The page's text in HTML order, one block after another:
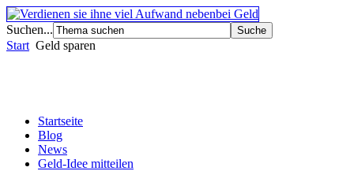
Suchen...
Start Geld sparen
Startseite
Blog
News
Geld-Idee mitteilen